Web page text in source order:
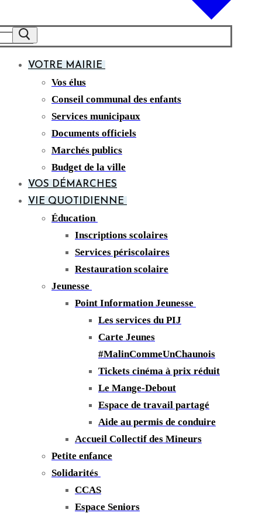
VOTRE MAIRIE
Vos élus
Conseil communal des enfants
Services municipaux
Documents officiels
Marchés publics
Budget de la ville
VOS DÉMARCHES
VIE QUOTIDIENNE
Éducation
Inscriptions scolaires
Services périscolaires
Restauration scolaire
Jeunesse
Point Information Jeunesse
Les services du PIJ
Carte Jeunes
#MalinCommeUnChaunois
Tickets cinéma à prix réduit
Le Mange-Debout
Espace de travail partagé
Aide au permis de conduire
Accueil Collectif des Mineurs
Petite enfance
Solidarités
CCAS
Espace Seniors